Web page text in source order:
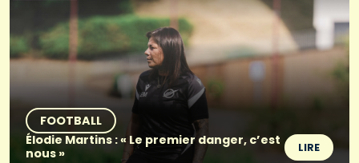
FOOTBALL
Élodie Martins : « Le premier danger, c’est
nous »
LIRE